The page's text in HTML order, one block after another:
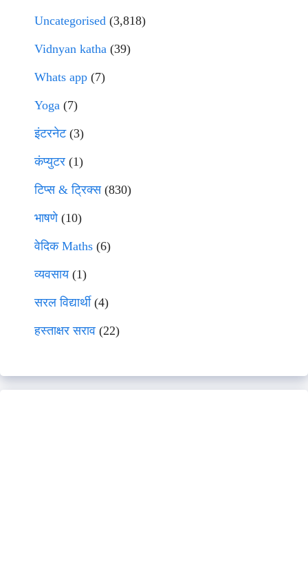
Uncategorised (3,818)
Vidnyan katha (39)
Whats app (7)
Yoga (7)
इंटरनेट(3)
कंप्युटर (1)
टिप्स & ट्रिक्स(830)
भाषणे(10)
वेदिक Maths (6)
व्यवसाय(1)
सरल विद्यार्थी(4)
हस्ताक्षर सराव (22)